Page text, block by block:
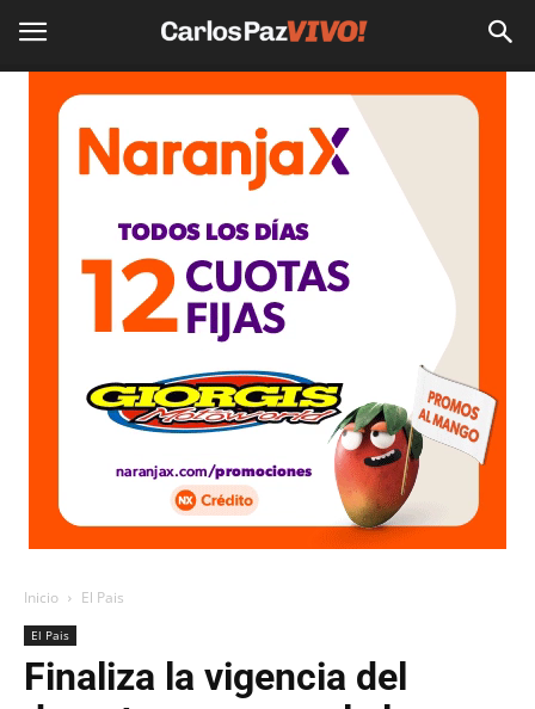
Inicio El Pais
El Pais
Finaliza la vigencia del